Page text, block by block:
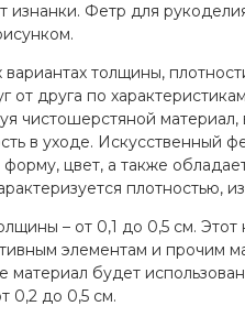
Фетр для
толщины,
друга по
чистошерстяной
в уходе. Искусственный
цвет, а также
плотностью,
– от 0,1 до 0,5 см.
элементам и прочим
будет
0,2 до 0,5 см.